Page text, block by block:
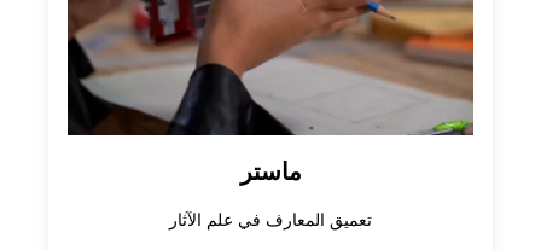
ماستر
تعميق المعارف في علم الآثار